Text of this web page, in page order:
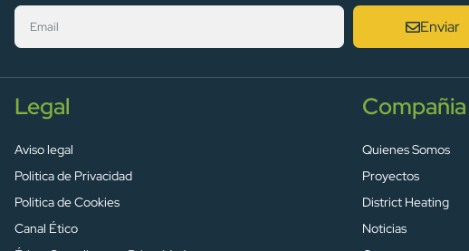
Enviar
Legal
Aviso legal
Politica de Privacidad
Politica de Cookies
Canal Ético
Compañia
Quienes Somos
Proyectos
District Heating
Noticias